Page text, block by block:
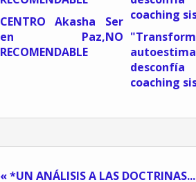
CENTRO Akasha Ser
en Paz,NO
RECOMENDABLE
coaching
« *UN ANÁLISIS A LAS DOCTRINAS...